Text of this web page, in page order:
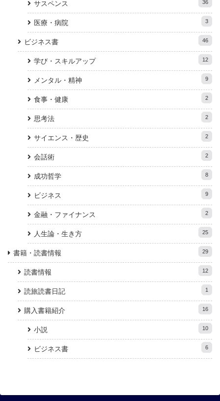
サスペンス 36
医療・病院 3
ビジネス書 46
学び・スキルアップ 12
メンタル・精神 9
食事・健康 2
思考法 2
サイエンス・歴史 2
会話術 2
成功哲学 8
ビジネス 9
金融・ファイナンス 2
人生論・生き方 25
書籍・読書情報 29
読書情報 12
読旅読書日記 1
購入書籍紹介 16
小説 10
ビジネス書 6